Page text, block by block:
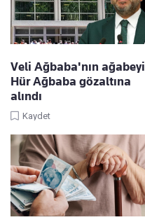
Veli Ağbaba'nın ağabeyi
Hür Ağbaba gözaltına
alındı
Kaydet